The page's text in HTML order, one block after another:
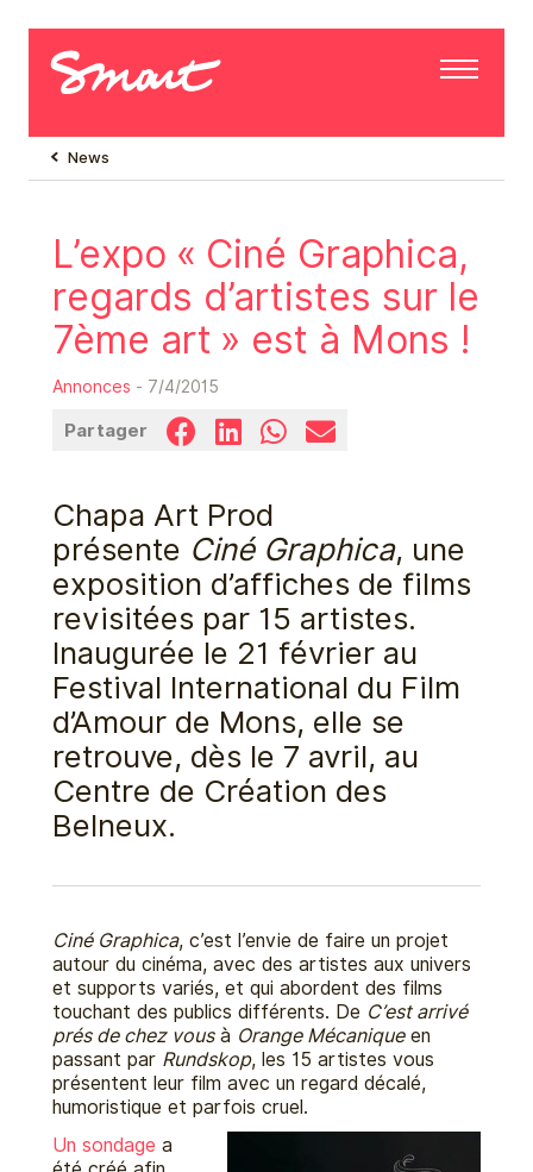
News
L’expo « Ciné Graphica,
regards d’artistes sur le
7ème art » est à Mons !
Annonces - 7/4/2015
Partager
Chapa Art Prod
présente Ciné Graphica, une
exposition d’affiches de films
revisitées par 15 artistes.
Inaugurée le 21 février au
Festival International du Film
d’Amour de Mons, elle se
retrouve, dès le 7 avril, au
Centre de Création des
Belneux.
Ciné Graphica, c’est l’envie de faire un projet
autour du cinéma, avec des artistes aux univers
et supports variés, et qui abordent des films
touchant des publics différents. De C’est arrivé
prés de chez vousà Orange Mécaniqueen
passant par Rundskop, les 15 artistes vous
présentent leur film avec un regard décalé,
humoristique et parfois cruel.
Un sondage a